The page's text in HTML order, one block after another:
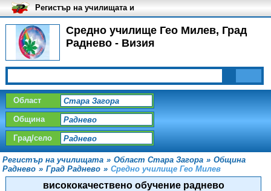
Средно училище Гео Милев, Град
Раднево - Визия
Регистър на училищата и
университетите в България
Област
Община
Град/село
Регистър на училищата » Област Стара Загора » Община
Раднево » Град Раднево » Средно училище Гео Милев
висококачествено обучение раднево